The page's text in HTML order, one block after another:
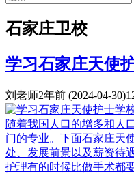
石家庄卫校
学习石家庄天使
刘老师2年前 (2024-04-30)
随着我国人口的增多和人
门的专业。下面石家庄天
处、发展前景以及薪资待
护理有的时候比做手术都